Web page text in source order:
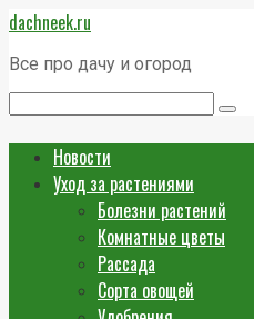
Перейти
к
контенту
dachneek.ru
Все про дачу и огород
Новости
Уход за растениями
Болезни растений
Комнатные цветы
Рассада
Сорта овощей